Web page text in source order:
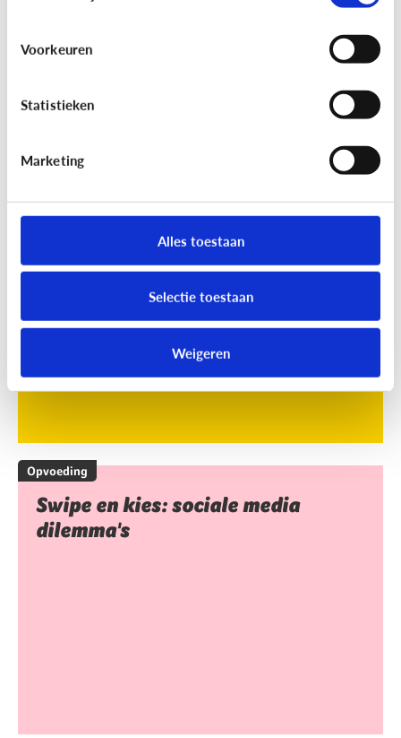
Voorkeuren
Statistieken
Marketing
Alles toestaan
Selectie toestaan
Weigeren
[Online quiz]Waar is schermtijd
Opvoeding
Swipe en kies: sociale media
dilemma's